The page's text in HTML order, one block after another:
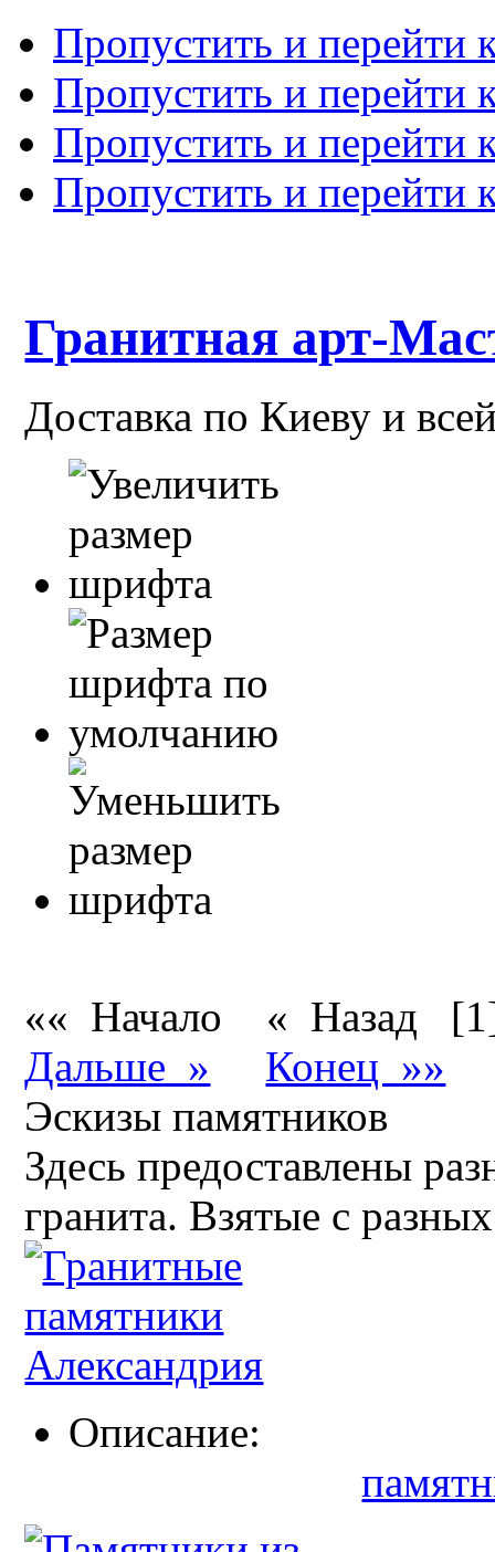
Пропустить и перейти
Пропустить и перейти
Пропустить и перейти
Пропустить и перейти
Гранитная арт-
Доставка по Киеву и
«« Начало « Назад
Дальше »
Конец »»
Эскизы памятников
Здесь предоставлены
гранита. Взятые с
Описание: